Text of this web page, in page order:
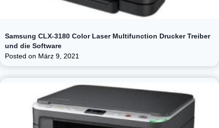
Samsung CLX-3180 Color Laser Multifunction Drucker Treiber
und die Software
Posted on März 9, 2021